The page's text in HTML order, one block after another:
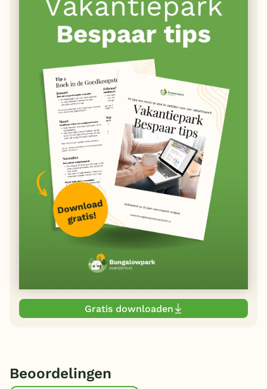
Gratis downloaden
Beoordelingen